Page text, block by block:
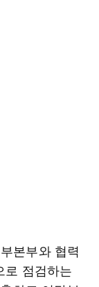
본부와 협력
로 점검하는